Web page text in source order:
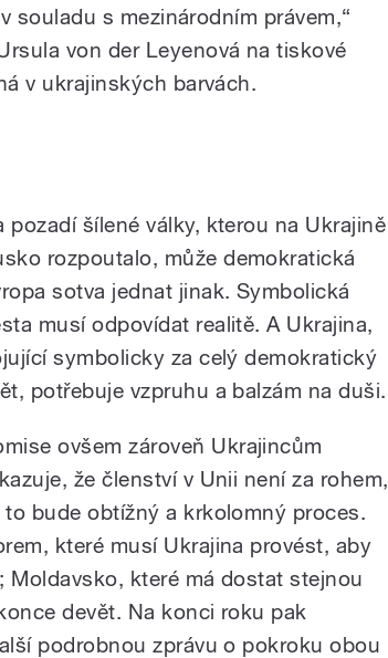
souladu s mezinárodním právem,“
von der Leyenová na tiskové
v ukrajinských barvách.
pozadí šílené války, kterou na Ukrajině
rozpoutalo, může demokratická
sotva jednat jinak. Symbolická
musí odpovídat realitě. A Ukrajina,
symbolicky za celý demokratický
potřebuje vzpruhu a balzám na duši.
ovšem zároveň Ukrajincům
že členství v Unii není za rohem,
to bude obtížný a krkolomný proces.
které musí Ukrajina provést, aby
Moldavsko, které má dostat stejnou
devět. Na konci roku pak
podrobnou zprávu o pokroku obou